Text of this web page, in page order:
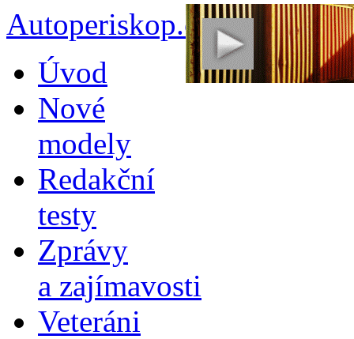
Autoperiskop.cz –
obsahu
webu
Úvod
Nové
modely
Redakční
testy
Zprávy
a zajímavosti
Veteráni